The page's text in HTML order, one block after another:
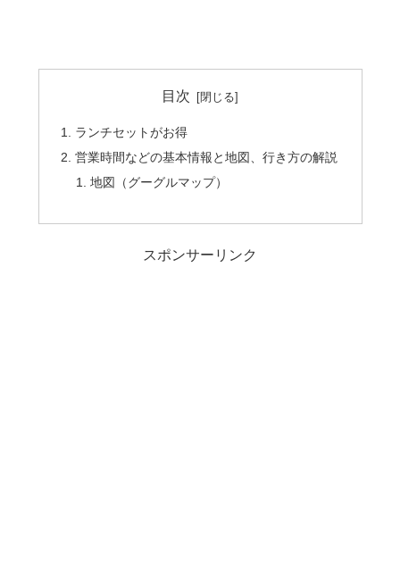
目次
ランチセットがお得
営業時間などの基本情報と地図、行き方の解説
地図（グーグルマップ）
スポンサーリンク